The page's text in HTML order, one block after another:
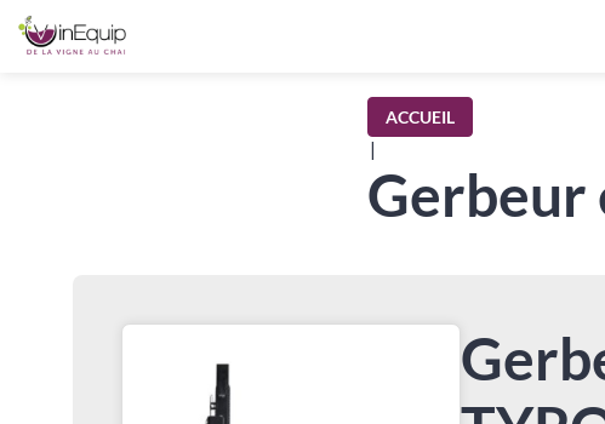
ACCUEIL
|
Gerbeur